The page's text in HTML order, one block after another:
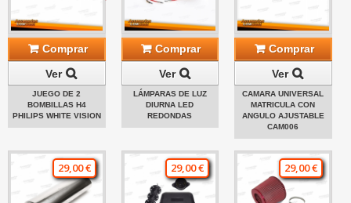
Comprar
Ver
JUEGO DE 2
BOMBILLAS H4
PHILIPS WHITE VISION
Comprar
Ver
LÁMPARAS DE LUZ
DIURNA LED
REDONDAS
Comprar
Ver
CAMARA UNIVERSAL
MATRICULA CON
ANGULO AJUSTABLE
CAM006
29,00 € 29,00 € 29,00 €